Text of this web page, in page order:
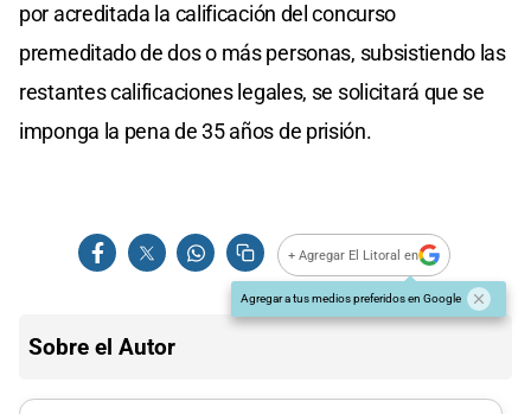
por acreditada la calificación del concurso
premeditado de dos o más personas, subsistiendo las
restantes calificaciones legales, se solicitará que se
imponga la pena de 35 años de prisión.
+ Agregar El Litoral en
Agregar a tus medios preferidos en Google
Sobre el Autor